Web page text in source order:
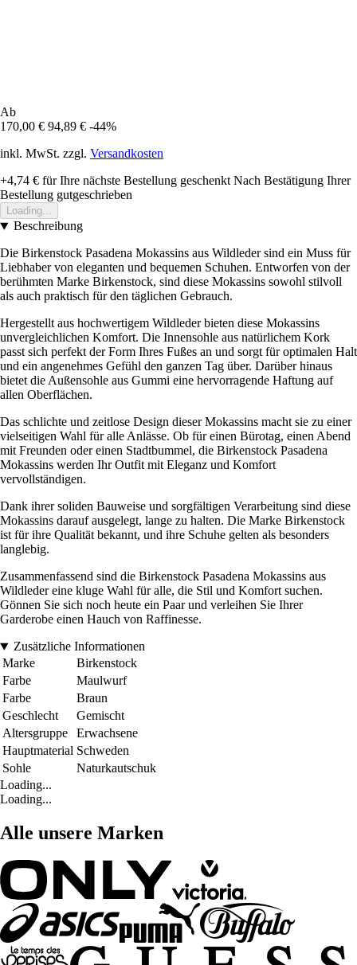
Ab
170,00 € 94,89 € -44%
inkl. MwSt. zzgl. Versandkosten
+4,74 € für Ihre nächste Bestellung geschenkt Nach Bestätigung Ihrer
Bestellung gutgeschrieben
Loading...
Beschreibung
Die Birkenstock Pasadena Mokassins aus Wildleder sind ein Muss für
Liebhaber von eleganten und bequemen Schuhen. Entworfen von der
berühmten Marke Birkenstock, sind diese Mokassins sowohl stilvoll
als auch praktisch für den täglichen Gebrauch.
Hergestellt aus hochwertigem Wildleder bieten diese Mokassins
unvergleichlichen Komfort. Die Innensohle aus natürlichem Kork
passt sich perfekt der Form Ihres Fußes an und sorgt für optimalen Halt
und ein angenehmes Gefühl den ganzen Tag über. Darüber hinaus
bietet die Außensohle aus Gummi eine hervorragende Haftung auf
allen Oberflächen.
Das schlichte und zeitlose Design dieser Mokassins macht sie zu einer
vielseitigen Wahl für alle Anlässe. Ob für einen Bürotag, einen Abend
mit Freunden oder einen Stadtbummel, die Birkenstock Pasadena
Mokassins werden Ihr Outfit mit Eleganz und Komfort
vervollständigen.
Dank ihrer soliden Bauweise und sorgfältigen Verarbeitung sind diese
Mokassins darauf ausgelegt, lange zu halten. Die Marke Birkenstock
ist für ihre Qualität bekannt, und ihre Schuhe gelten als besonders
langlebig.
Zusammenfassend sind die Birkenstock Pasadena Mokassins aus
Wildleder eine kluge Wahl für alle, die Stil und Komfort suchen.
Gönnen Sie sich noch heute ein Paar und verleihen Sie Ihrer
Garderobe einen Hauch von Raffinesse.
Zusätzliche Informationen
Marke
Birkenstock
Farbe
Maulwurf
Farbe
Braun
Geschlecht
Gemischt
Altersgruppe
Erwachsene
Hauptmaterial Schweden
Sohle
Naturkautschuk
Loading...
Loading...
Alle unsere Marken